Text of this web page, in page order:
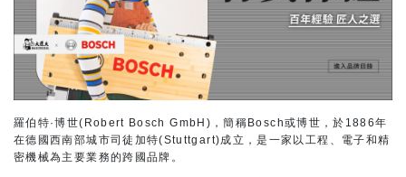
羅伯特·博世(Robert Bosch GmbH)，簡稱Bosch或博世，於1886年
在德國西南部城市司徒加特(Stuttgart)成立，是一家以工程、電子和精
密機械為主要業務的跨國品牌。